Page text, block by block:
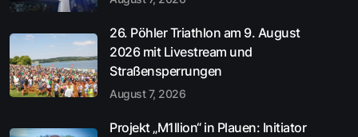
26. Pöhler Triathlon am 9. August
2026 mit Livestream und
Straßensperrungen
August 7, 2026
Projekt „M1llion“ in Plauen: Initiator